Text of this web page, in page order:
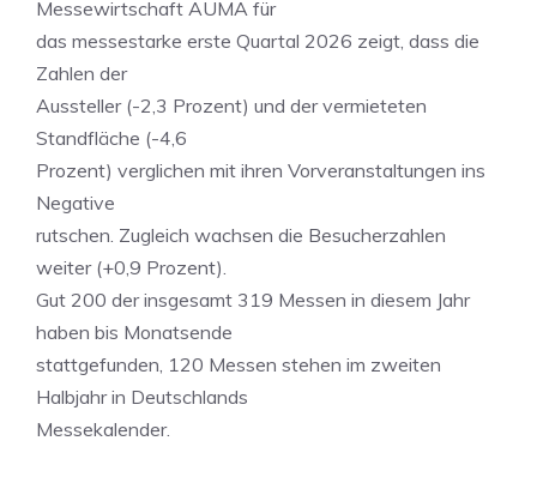
Messewirtschaft AUMA für
das messestarke erste Quartal 2026 zeigt, dass die
Zahlen der
Aussteller (-2,3 Prozent) und der vermieteten
Standfläche (-4,6
Prozent) verglichen mit ihren Vorveranstaltungen ins
Negative
rutschen. Zugleich wachsen die Besucherzahlen
weiter (+0,9 Prozent).
Gut 200 der insgesamt 319 Messen in diesem Jahr
haben bis Monatsende
stattgefunden, 120 Messen stehen im zweiten
Halbjahr in Deutschlands
Messekalender.